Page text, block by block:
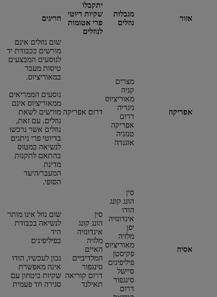
אזור
מגבלות
נוזלים
יתקבלו
שקיות דיוטי
פרי אטומות
לנוזלים
חריגים
אפריקה
מצרים
קניה
מאוריציוס
ניגריה
דרום
אפריקה
טנזניה
אוגנדה
דרום אפריקה
שום נוזלים אינם
מורשים ככבודת יד
לנוסעים המבצעים
טיסות מעבר
במאוריציוס.
נוסעים הממריאים
ממאוריציוס אינם
מורשים לשאת
נוזלים. עם זאת,
נוזלים אשר נרכשו
בדיוטי פרי ניתנים
לנשיאה במטוס
בהתאם לתקנות
מדינת
המעבר/היעד
הסופי.
אסיה
סין
הונג קונג
הודו
אינדונזיה
יפן
מלזיה
מאוריציוס
פקיסטן
פיליפינים
סיישל
סינגפור
דרום
סין
הונג קונג
אינדונזיה
מלזיה
האיים
המלדיביים
סינגפור
דרום קוריאה
תאילנד
שום נוזל אינו מותר
לנשיאה בכבודת
היד
בפיליפינים
נכון לעכשיו, הודו
אינה מאפשרת
שקיות ביטחון עם
סגירה חד פעמית